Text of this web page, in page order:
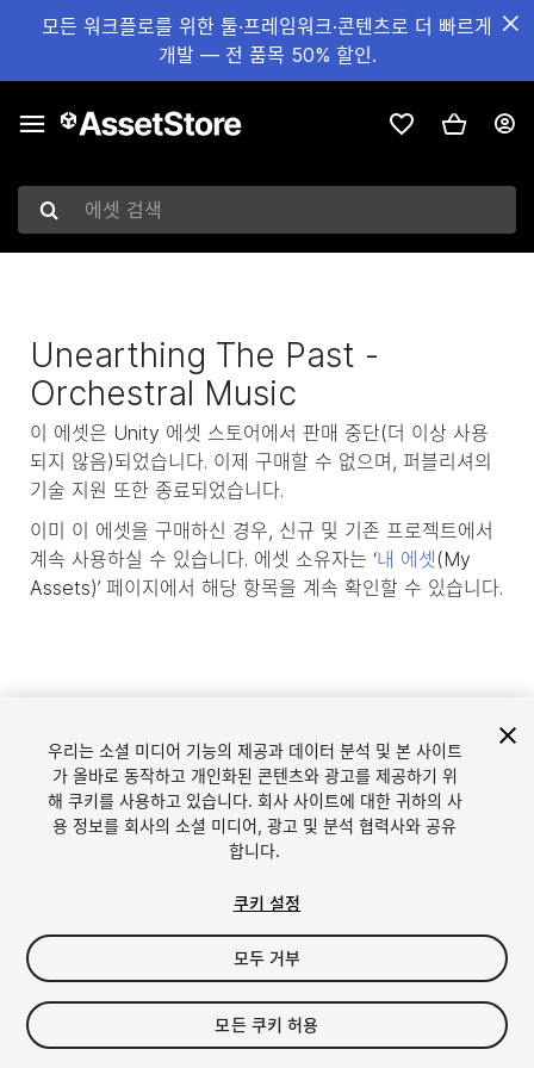
모든 워크플로를 위한 툴·프레임워크·콘텐츠로 더 빠르게
개발 — 전 품목 50% 할인.
에셋 검색
Unearthing The Past -
Orchestral Music
이 에셋은 Unity 에셋 스토어에서 판매 중단(더 이상 사용
되지 않음)되었습니다. 이제 구매할 수 없으며, 퍼블리셔의
기술 지원 또한 종료되었습니다.
이미 이 에셋을 구매하신 경우, 신규 및 기존 프로젝트에서
계속 사용하실 수 있습니다. 에셋 소유자는 ‘내 에셋 (My
Assets)’ 페이지에서 해당 항목을 계속 확인할 수 있습니다.
简体中文
日本語
Unity에서 에셋 판매
에셋 등록 가이드라인
퍼블리셔 로그인
자주 묻는 질문
우리는 소셜 미디어 기능의 제공과 데이터 분석 및 본 사이트
가 올바로 동작하고 개인화된 콘텐츠와 광고를 제공하기 위
해 쿠키를 사용하고 있습니다. 회사 사이트에 대한 귀하의 사
용 정보를 회사의 소셜 미디어, 광고 및 분석 협력사와 공유
합니다.
쿠키 설정
모두 거부
모든 쿠키 허용